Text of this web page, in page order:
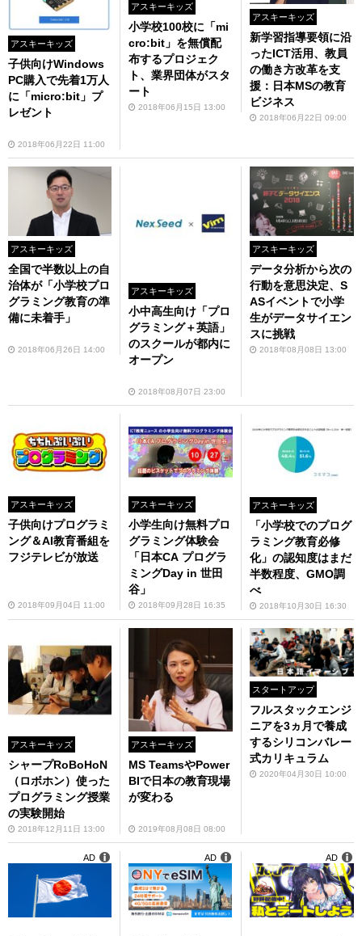
アスキーキッズ
子供向けWindows
PC購入で先着1万人
に「micro:bit」プ
レゼント
2018年06月22日 11:00
アスキーキッズ
小学校100校に「mi
cro:bit」を無償配
布するプロジェク
ト、業界団体がスタ
ート
2018年06月15日 13:00
アスキーキッズ
新学習指導要領に沿
ったICT活用、教員
の働き方改革を支
援：日本MSの教育
ビジネス
2018年06月22日 09:00
アスキーキッズ
全国で半数以上の自
治体が「小学校プロ
グラミング教育の準
備に未着手」
2018年06月26日 14:00
アスキーキッズ
小中高生向け「プロ
グラミング＋英語」
のスクールが都内に
オープン
2018年08月07日 23:00
アスキーキッズ
データ分析から次の
行動を意思決定、S
ASイベントで小学
生がデータサイエン
スに挑戦
2018年08月08日 13:00
アスキーキッズ
子供向けプログラミ
ング＆AI教育番組を
フジテレビが放送
2018年09月04日 11:00
アスキーキッズ
小学生向け無料プロ
グラミング体験会
「日本CA プログラ
ミングDay in 世田
谷」
2018年09月28日 16:35
アスキーキッズ
「小学校でのプログ
ラミング教育必修
化」の認知度はまだ
半数程度、GMO調
べ
2018年10月30日 16:30
アスキーキッズ
シャープRoBoHoN
（ロボホン）使った
プログラミング授業
の実験開始
2018年12月11日 13:00
アスキーキッズ
MS TeamsやPower
BIで日本の教育現場
が変わる
2019年08月08日 08:00
スタートアップ
フルスタックエンジ
ニアを3ヵ⽉で養成
するシリコンバレー
式カリキュラム
2020年04月30日 10:00
AD AD AD